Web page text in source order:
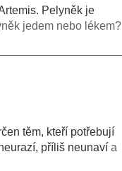
Pelyněk je
jedem nebo lékem?
těm, kteří potřebují
příliš neunaví a